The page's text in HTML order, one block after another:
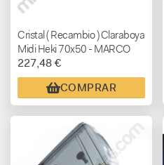
Cristal ( Recambio ) Claraboya
Midi Heki 70x50 - MARCO
BLANCO
227,48 €
COMPRAR